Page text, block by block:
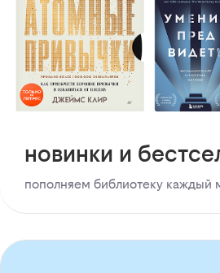
новинки и
пополняем библиотеку каждый